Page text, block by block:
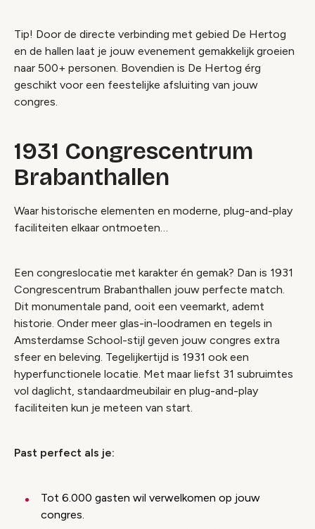
Tip! Door de directe verbinding met gebied De Hertog
en de hallen laat je jouw evenement gemakkelijk groeien
naar 500+ personen. Bovendien is De Hertog érg
geschikt voor een feestelijke afsluiting van jouw
congres.
1931 Congrescentrum
Brabanthallen
Waar historische elementen en moderne, plug-and-play
faciliteiten elkaar ontmoeten…
Een congreslocatie met karakter én gemak? Dan is 1931
Congrescentrum Brabanthallen jouw perfecte match.
Dit monumentale pand, ooit een veemarkt, ademt
historie. Onder meer glas-in-loodramen en tegels in
Amsterdamse School-stijl geven jouw congres extra
sfeer en beleving. Tegelijkertijd is 1931 ook een
hyperfunctionele locatie. Met maar liefst 31 subruimtes
vol daglicht, standaardmeubilair en plug-and-play
faciliteiten kun je meteen van start.
Past perfect als je:
Tot 6.000 gasten wil verwelkomen op jouw
congres.